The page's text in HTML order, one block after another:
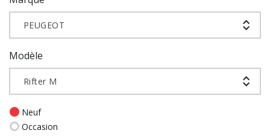
PEUGEOT
Modèle
Rifter M
Neuf
Occasion